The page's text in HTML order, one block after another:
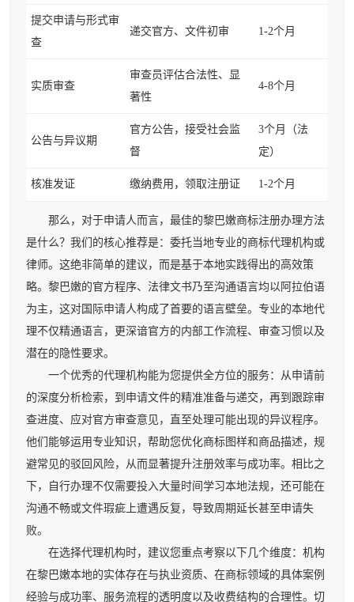
提交申请与形式审
查
递交官方、文件初审 1-2个月
实质审查
审查员评估合法性、显
著性
4-8个月
公告与异议期
官方公告，接受社会监
督
3个月（法
定）
核准发证 缴纳费用，领取注册证 1-2个月
那么，对于申请人而言，最佳的黎巴嫩商标注册办理方法
是什么？我们的核心推荐是：委托当地专业的商标代理机构或
律师。这绝非简单的建议，而是基于本地实践得出的高效策
略。黎巴嫩的官方程序、法律文书乃至沟通语言均以阿拉伯语
为主，这对国际申请人构成了首要的语言壁垒。专业的本地代
理不仅精通语言，更深谙官方的内部工作流程、审查习惯以及
潜在的隐性要求。
一个优秀的代理机构能为您提供全方位的服务：从申请前
的深度分析检索，到申请文件的精准准备与递交，再到跟踪审
查进度、应对官方审查意见，直至处理可能出现的异议程序。
他们能够运用专业知识，帮助您优化商标图样和商品描述，规
避常见的驳回风险，从而显著提升注册效率与成功率。相比之
下，自行办理不仅需要投入大量时间学习本地法规，还可能在
沟通不畅或文件瑕疵上遭遇反复，导致周期延长甚至申请失
败。
在选择代理机构时，建议您重点考察以下几个维度：机构
在黎巴嫩本地的实体存在与执业资质、在商标领域的具体案例
经验与成功率、服务流程的透明度以及收费结构的合理性。切